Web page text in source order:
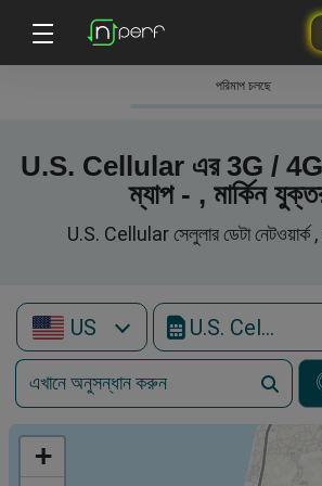
পরিমাপ চলছে
U.S. Cellular এর 3G / 4G
ম্যাপ - , মার্কিন
U.S. Cellular সেলুলার ডেটা নেটওয়ার্ক ,
US U.S. Cellular
+